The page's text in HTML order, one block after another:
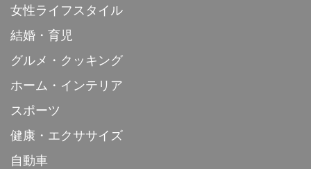
女性ライフスタイル
結婚・育児
グルメ・クッキング
ホーム・インテリア
スポーツ
健康・エクササイズ
自動車